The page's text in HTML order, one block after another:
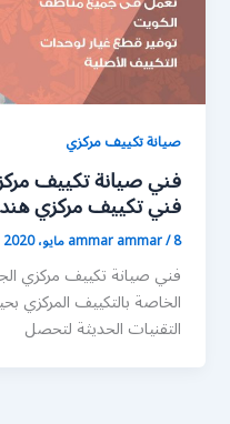
صيانة تكييف مركزي
فني تكييف مركزي
ammar ammar/8 مايو، 2020
فني صيانة تكييف مركزي
الخاصة بالتكييف المركزي
التقنيات الحديثة لتحصل